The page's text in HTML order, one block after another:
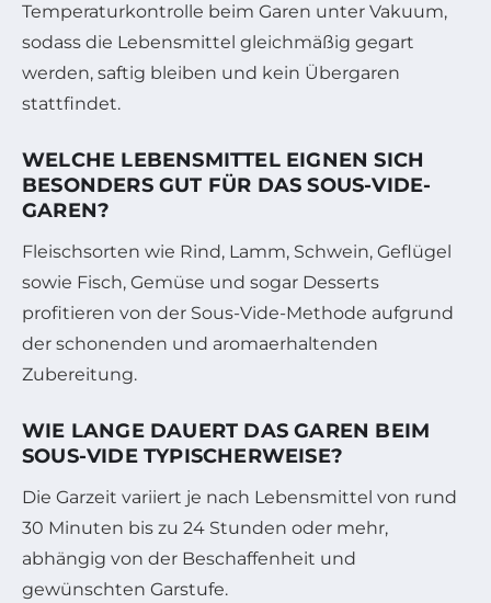
Temperaturkontrolle beim Garen unter Vakuum,
sodass die Lebensmittel gleichmäßig gegart
werden, saftig bleiben und kein Übergaren
stattfindet.
WELCHE LEBENSMITTEL EIGNEN SICH
BESONDERS GUT FÜR DAS SOUS-VIDE-
GAREN?
Fleischsorten wie Rind, Lamm, Schwein, Geflügel
sowie Fisch, Gemüse und sogar Desserts
profitieren von der Sous-Vide-Methode aufgrund
der schonenden und aromaerhaltenden
Zubereitung.
WIE LANGE DAUERT DAS GAREN BEIM
SOUS-VIDE TYPISCHERWEISE?
Die Garzeit variiert je nach Lebensmittel von rund
30 Minuten bis zu 24 Stunden oder mehr,
abhängig von der Beschaffenheit und
gewünschten Garstufe.